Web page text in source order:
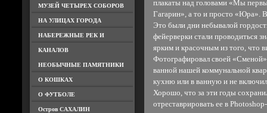
МУЗЕЙ ЧЕТЫРЕХ СОБОРОВ
НА УЛИЦАХ ГОРОДА
НАБЕРЕЖНЫЕ РЕК И
КАНАЛОВ
НЕОБЫЧНЫЕ ПАМЯТНИКИ
О КОШКАХ
О ФУТБОЛЕ
Остров САХАЛИН
плакаты над головами «Мы
Гагарин», а то и просто «Юра».
Это были дни небывалой
фейерверки стали проводиться
ярким и красочным из того, что
Фотографировал своей
ванной нашей коммунальной
кухню или в ванную и не
Хорошо, что за эти годы
отреставрировать ее в